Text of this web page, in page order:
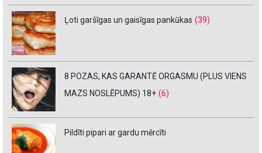
Ļoti garšīgas un gaisīgas pankūkas (39)
8 POZAS, KAS GARANTĒ ORGASMU (PLUS VIENS
MAZS NOSLĒPUMS) 18+ (6)
Pildīti pipari ar gardu mērcīti